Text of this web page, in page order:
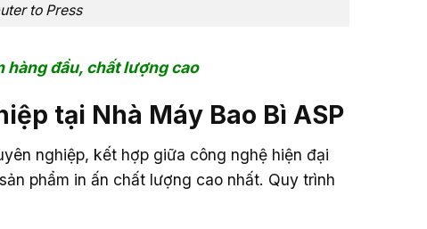
to Press
hàng đầu, chất lượng cao
tại Nhà Máy Bao Bì ASP
nghiệp, kết hợp giữa công nghệ hiện đại
phẩm in ấn chất lượng cao nhất. Quy trình